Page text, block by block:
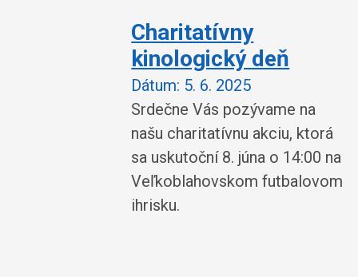
Charitatívny
kinologický deň
Dátum: 5. 6. 2025
Srdečne Vás pozývame na
našu charitatívnu akciu, ktorá
sa uskutoční 8. júna o 14:00 na
Veľkoblahovskom futbalovom
ihrisku.